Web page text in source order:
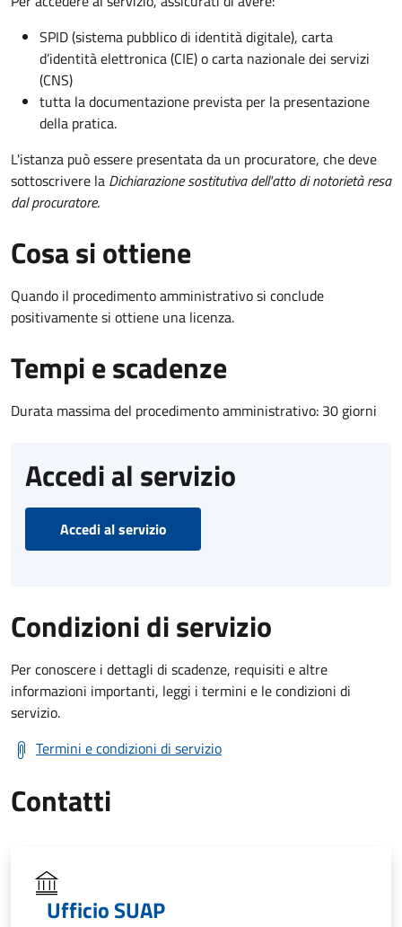
SPID (sistema pubblico di identità digitale), carta
d’identità elettronica (CIE) o carta nazionale dei servizi
(CNS)
tutta la documentazione prevista per la presentazione
della pratica.
L'istanza può essere presentata da un procuratore, che deve
sottoscrivere la Dichiarazione sostitutiva dell'atto di notorietà resa
dal procuratore.
Cosa si ottiene
Quando il procedimento amministrativo si conclude
positivamente si ottiene una licenza.
Tempi e scadenze
Durata massima del procedimento amministrativo: 30 giorni
Accedi al servizio
Accedi al servizio
Condizioni di servizio
Per conoscere i dettagli di scadenze, requisiti e altre
informazioni importanti, leggi i termini e le condizioni di
servizio.
Termini e condizioni di servizio
Contatti
Ufficio SUAP